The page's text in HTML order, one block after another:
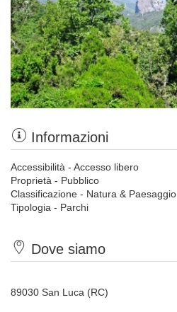
Informazioni
Accessibilità - Accesso libero
Proprietà - Pubblico
Classificazione - Natura & Paesaggio
Tipologia - Parchi
Dove siamo
89030 San Luca (RC)